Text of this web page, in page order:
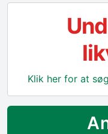
Klik her for at